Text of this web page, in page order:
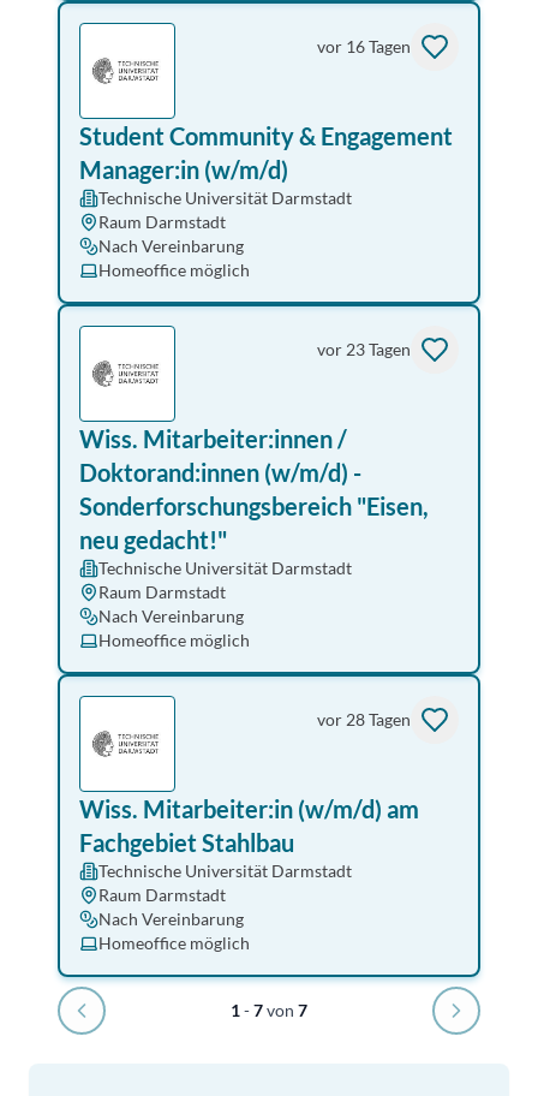
vor 16 Tagen
Student Community & Engagement
Manager:in (w/m/d)
Technische Universität Darmstadt
Raum Darmstadt
Nach Vereinbarung
Homeoffice möglich
vor 23 Tagen
Wiss. Mitarbeiter:innen /
Doktorand:innen (w/m/d) -
Sonderforschungsbereich "Eisen,
neu gedacht!"
Technische Universität Darmstadt
Raum Darmstadt
Nach Vereinbarung
Homeoffice möglich
vor 28 Tagen
Wiss. Mitarbeiter:in (w/m/d) am
Fachgebiet Stahlbau
Technische Universität Darmstadt
Raum Darmstadt
Nach Vereinbarung
Homeoffice möglich
1-7von 7